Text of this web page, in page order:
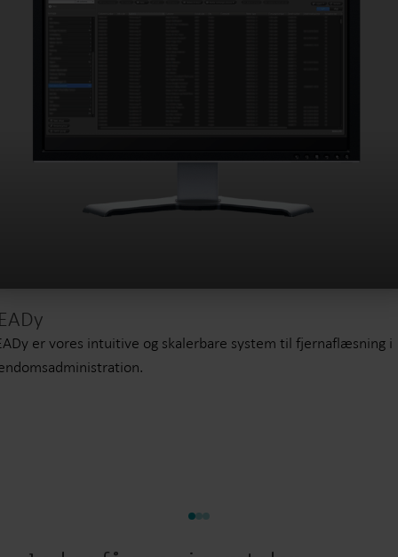
er vores intuitive og skalerbare system til fjernaflæsning i